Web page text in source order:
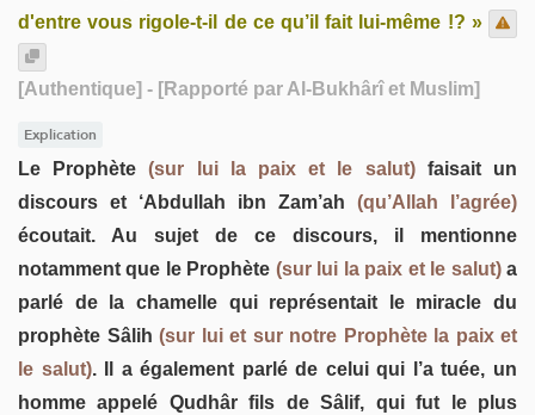
d'entre vous rigole-t-il de ce qu’il fait lui-même !? »
[Authentique] - [Rapporté par Al-Bukhârî et Muslim]
Explication
Le Prophète(sur lui la paix et le salut)faisait un
discours et ‘Abdullah ibn Zam’ah (qu’Allah l’agrée)
écoutait. Au sujet de ce discours, il mentionne
notamment que le Prophète (sur lui la paix et le salut)a
parlé de la chamelle qui représentait le miracle du
prophète Sâlih (sur lui et sur notre Prophète la paix et
le salut). Il a également parlé de celui qui l’a tuée, un
homme appelé Qudhâr fils de Sâlif, qui fut le plus